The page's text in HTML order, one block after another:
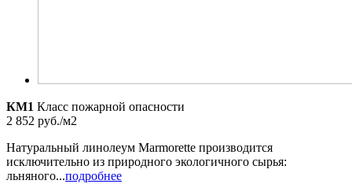
КМ1 Класс пожарной опасности
2 852 руб./м2
Натуральный линолеум Marmorette производится
исключительно из природного экологичного сырья:
льняного...подробнее